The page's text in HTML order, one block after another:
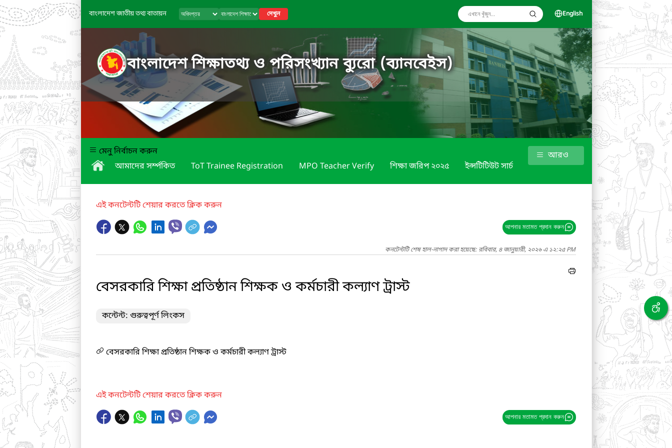
বাংলাদেশ জাতীয় তথ্য বাতায়ন দেখুন English
বাংলাদেশ শিক্ষাতথ্য ও পরিসংখ্যান ব্যুরো (ব্যানবেইস)
মেনু নির্বাচন করুন
আমাদের সর্ম্পকিত
ToT Trainee Registration MPO Teacher Verify শিক্ষা জরিপ ২০২৫ ইন্সটিটিউট সার্চ
আরও
এই কনটেন্টটি শেয়ার করতে ক্লিক করুন
আপনার মতামত প্রদান করুন
কনটেন্টটি শেষ হাল-নাগাদ করা হয়েছে: রবিবার, ৪ জানুয়ারী, ২০২৬ এ ১২:২৫ PM
বেসরকারি শিক্ষা প্রতিষ্ঠান শিক্ষক ও কর্মচারী কল্যাণ ট্রাস্ট
কন্টেন্ট: গুরুত্বপূর্ণ লিংকস
বেসরকারি শিক্ষা প্রতিষ্ঠান শিক্ষক ও কর্মচারী কল্যাণ ট্রাস্ট
এই কনটেন্টটি শেয়ার করতে ক্লিক করুন
আপনার মতামত প্রদান করুন